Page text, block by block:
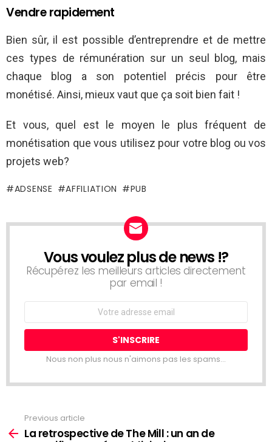
Vendre rapidement
Bien sûr, il est possible d’entreprendre et de mettre
ces types de rémunération sur un seul blog, mais
chaque blog a son potentiel précis pour être
monétisé. Ainsi, mieux vaut que ça soit bien fait !
Et vous, quel est le moyen le plus fréquent de
monétisation que vous utilisez pour votre blog ou vos
projets web?
ADSENSE AFFILIATION PUB
NEWSLETTER
Vous voulez plus de news !?
Récupérez les meilleurs articles directement
par email !
Nous non plus nous n'aimons pas les spams...
more
Previous article
La retrospective de The Mill : un an de